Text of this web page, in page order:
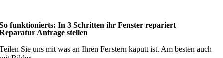
So funktionierts: In 3 Schritten ihr Fenster repariert
Reparatur Anfrage stellen
Teilen Sie uns mit was an Ihren Fenstern kaputt ist. Am besten auch